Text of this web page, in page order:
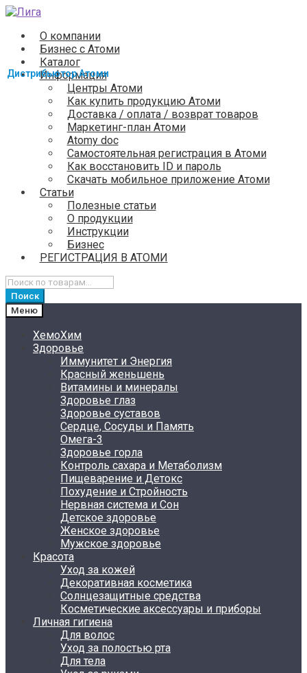
Перейти
навигации
Перейти
содержимому
О компании
Бизнес с Атоми
Каталог
Информация
Центры Атоми
Как купить продукцию Атоми
Доставка / оплата / возврат товаров
Маркетинг-план Атоми
Atomy doc
Самостоятельная регистрация в Атоми
Как восстановить ID и пароль
Скачать мобильное приложение Атоми
Статьи
Полезные статьи
О продукции
Инструкции
Бизнес
РЕГИСТРАЦИЯ В АТОМИ
Искать:
Поиск
Меню
ХемоХим
Здоровье
Иммунитет и Энергия
Красный женьшень
Витамины и минералы
Здоровье глаз
Здоровье суставов
Сердце, Сосуды и Память
Омега-3
Здоровье горла
Контроль сахара и Метаболизм
Пищеварение и Детокс
Похудение и Стройность
Нервная система и Сон
Детское здоровье
Женское здоровье
Мужское здоровье
Красота
Уход за кожей
Декоративная косметика
Солнцезащитные средства
Косметические аксессуары и приборы
Личная гигиена
Для волос
Уход за полостью рта
Для тела